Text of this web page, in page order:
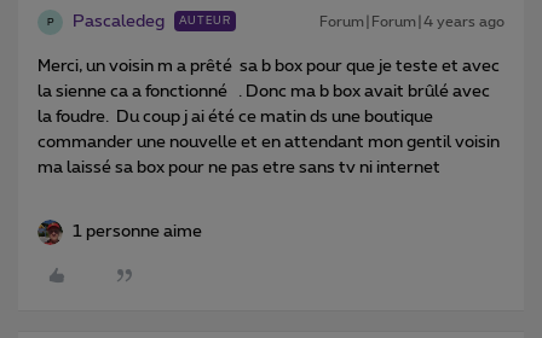
P Pascaledeg AUTEUR Forum|Forum|4 years ago
Merci, un voisin m a prêté sa b box pour que je teste et avec
la sienne ca a fonctionné . Donc ma b box avait brûlé avec
la foudre. Du coup j ai été ce matin ds une boutique
commander une nouvelle et en attendant mon gentil voisin
ma laissé sa box pour ne pas etre sans tv ni internet
1 personne aime